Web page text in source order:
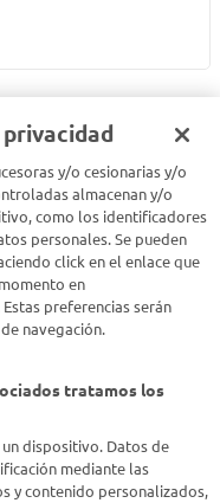
acá
y/o cesionarias y/o
almacenan y/o
como los identificadores
personales. Se pueden
click en el enlace que
en
preferencias serán
navegación.
tratamos los
dispositivo. Datos de
mediante las
y contenido personalizados,